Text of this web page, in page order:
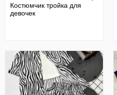
Костюмчик тройка для
девочек